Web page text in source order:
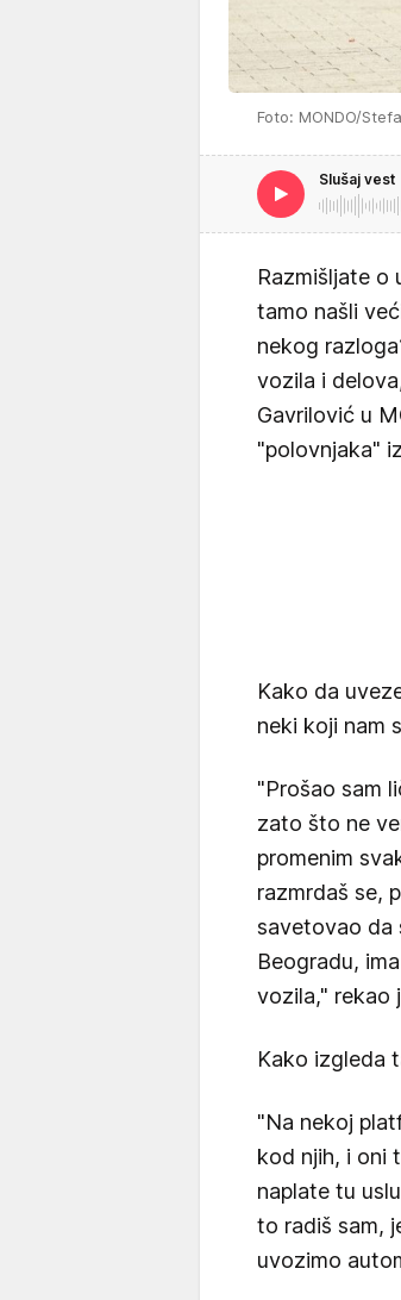
Foto: MONDO/
Slušaj vest
Razmišljate o
tamo našli
nekog
vozila i
Gavrilović u
"polovnjaka"
Kako da
neki koji nam
"Prošao sam
zato što ne
promenim
razmrdaš se,
savetovao da
Beogradu,
vozila," rekao
Kako izgleda
"Na nekoj
kod njih, i oni
naplate tu
to radiš sam,
uvozimo